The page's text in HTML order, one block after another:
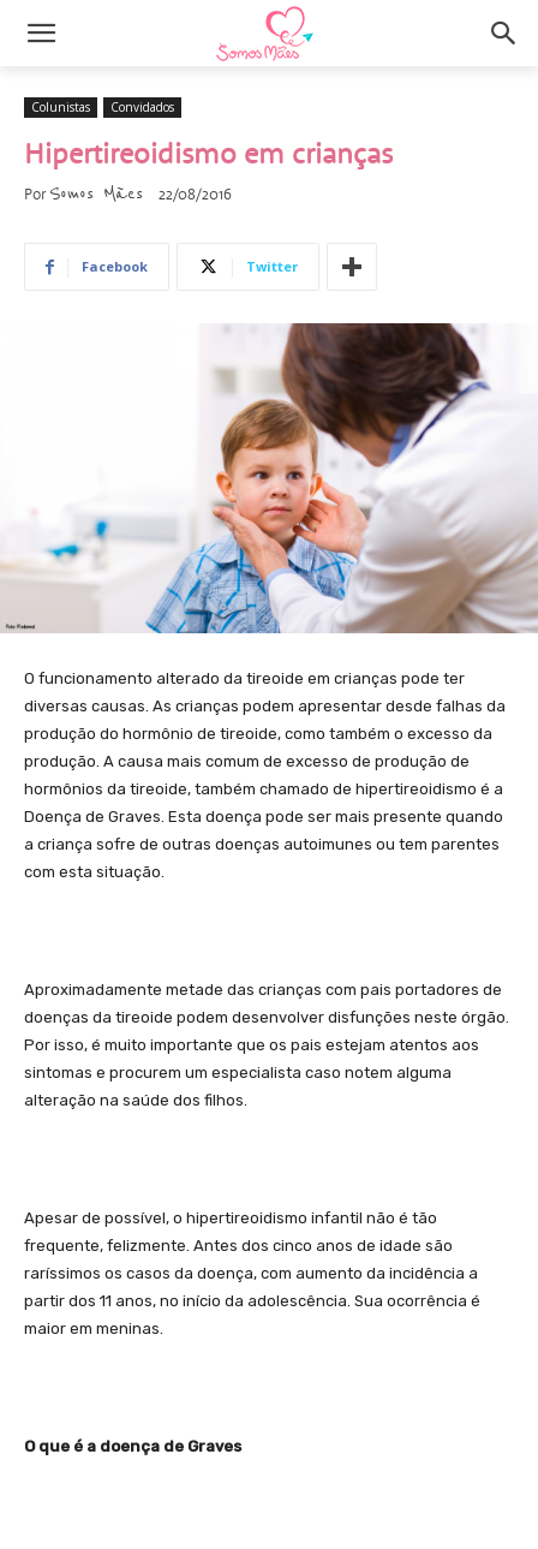
Colunistas Convidados
Hipertireoidismo em crianças
Por Somos Mães 22/08/2016
Facebook Twitter
O funcionamento alterado da tireoide em crianças pode ter
diversas causas. As crianças podem apresentar desde falhas da
produção do hormônio de tireoide, como também o excesso da
produção. A causa mais comum de excesso de produção de
hormônios da tireoide, também chamado de hipertireoidismo é a
Doença de Graves. Esta doença pode ser mais presente quando
a criança sofre de outras doenças autoimunes ou tem parentes
com esta situação.
Aproximadamente metade das crianças com pais portadores de
doenças da tireoide podem desenvolver disfunções neste órgão.
Por isso, é muito importante que os pais estejam atentos aos
sintomas e procurem um especialista caso notem alguma
alteração na saúde dos filhos.
Apesar de possível, o hipertireoidismo infantil não é tão
frequente, felizmente. Antes dos cinco anos de idade são
raríssimos os casos da doença, com aumento da incidência a
partir dos 11 anos, no início da adolescência. Sua ocorrência é
maior em meninas.
O que é a doença de Graves